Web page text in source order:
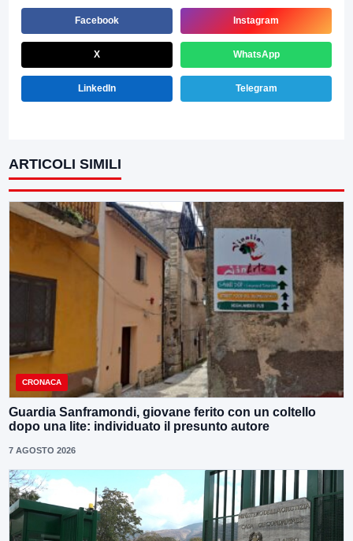
Facebook Instagram
X WhatsApp
LinkedIn Telegram
ARTICOLI SIMILI
CRONACA
Guardia Sanframondi, giovane ferito con un coltello
dopo una lite: individuato il presunto autore
7 AGOSTO 2026